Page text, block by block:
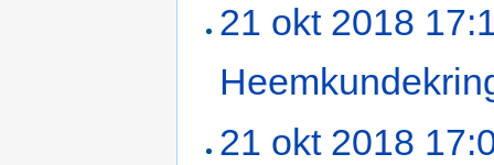
21 okt 2018
21 okt 2018